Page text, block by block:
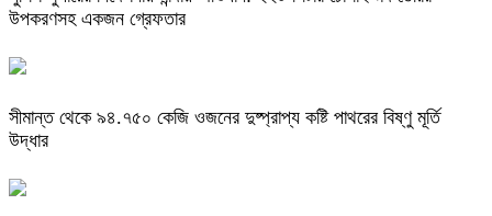
উপকরণসহ একজন গ্রেফতার
সীমান্ত থেকে ৯৪.৭৫০ কেজি ওজনের দুষ্প্রাপ্য কষ্টি পাথরের বিষ্ণু মূর্তি
উদ্ধার